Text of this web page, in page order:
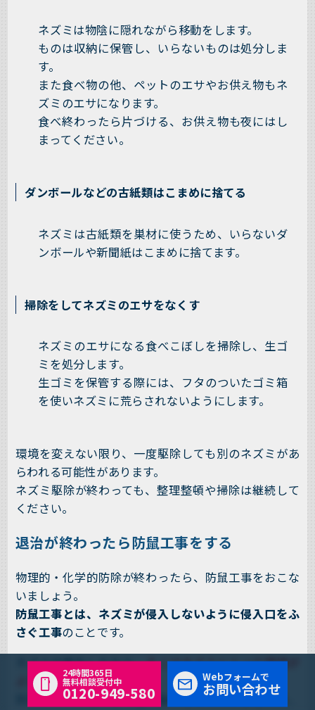
ネズミは物陰に隠れながら移動をします。
ものは収納に保管し、いらないものは処分しま
す。
また食べ物の他、ペットのエサやお供え物もネ
ズミのエサになります。
食べ終わったら片づける、お供え物も夜にはし
まってください。
ダンボールなどの古紙類はこまめに捨てる
ネズミは古紙類を巣材に使うため、いらないダ
ンボールや新聞紙はこまめに捨てます。
掃除をしてネズミのエサをなくす
ネズミのエサになる食べこぼしを掃除し、生ゴ
ミを処分します。
生ゴミを保管する際には、フタのついたゴミ箱
を使いネズミに荒らされないようにします。
環境を変えない限り、一度駆除しても別のネズミがあ
らわれる可能性があります。
ネズミ駆除が終わっても、整理整頓や掃除は継続して
ください。
退治が終わったら防鼠工事をする
物理的・化学的防除が終わったら、防鼠工事をおこな
いましょう。
防鼠工事とは、ネズミが侵入しないように侵入口をふ
さぐ工事のことです。
ネズミが発生したなら、そこはネズミにとって環境が
よい場所 ということです。
別のネズミが侵入して住み始めるおそれがあるため、
24時間365日
無料相談受付中
0120-949-580
Webフォームで
お問い合わせ